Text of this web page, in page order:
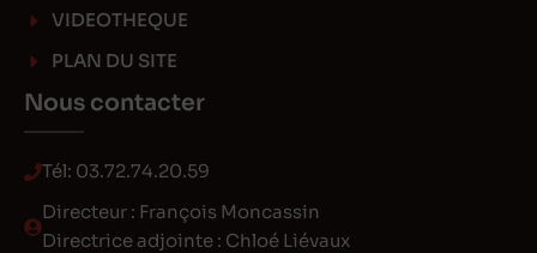
VIDEOTHEQUE
PLAN DU SITE
Nous contacter
Tél: 03.72.74.20.59
Directeur : François Moncassin
Directrice adjointe : Chloé Liévaux